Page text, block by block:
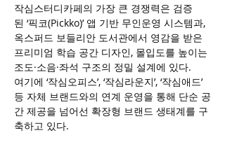
작심스터디카페의 가장 큰 경쟁력은 검증
된 ‘픽코(Pickko)’ 앱 기반 무인운영 시스템과,
옥스퍼드 보들리안 도서관에서 영감을 받은
프리미엄 학습 공간 디자인, 몰입도를 높이는
조도·소음·좌석 구조의 정밀 설계에 있다.
여기에 ‘작심오피스’, ‘작심라운지’, ‘작심애드’
등 자체 브랜드와의 연계 운영을 통해 단순 공
간 제공을 넘어선 확장형 브랜드 생태계를 구
축하고 있다.